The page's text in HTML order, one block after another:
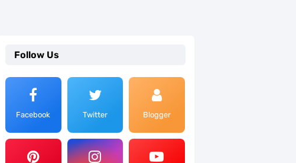
Follow Us
Facebook Twitter Blogger